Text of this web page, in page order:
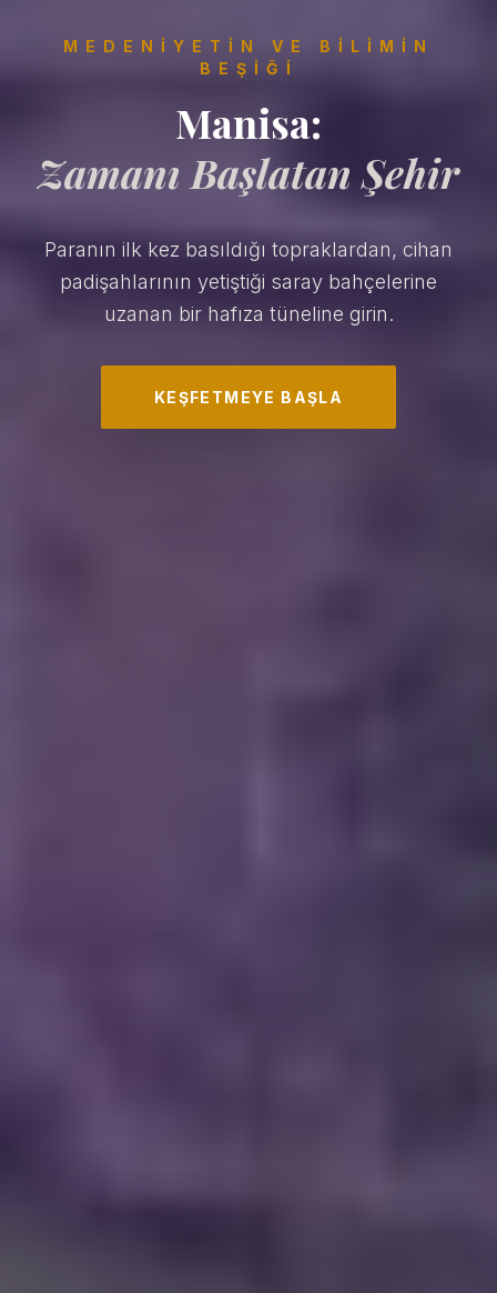
MEDENIYETIN VE BILIMIN
BEŞIĞI
Manisa:
Zamanı Başlatan Şehir
Paranın ilk kez basıldığı topraklardan, cihan
padişahlarının yetiştiği saray bahçelerine
uzanan bir hafıza tüneline girin.
KEŞFETMEYE BAŞLA